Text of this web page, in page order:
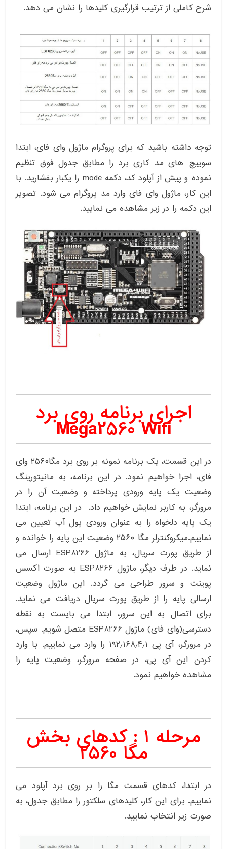
شرح کاملی از ترتیب قرارگیری کلیدها را نشان می دهد.
توجه داشته باشید که برای پروگرام ماژول وای فای، ابتدا
سوییچ های مد کاری برد را مطابق جدول فوق تنظیم
نموده و پیش از آپلود کد، دکمه mode را یکبار بفشارید. با
این کار، ماژول وای فای وارد مد پروگرام می شود. تصویر
این دکمه را در زیر مشاهده می نمایید.
اجرای برنامه روی برد
Mega2560 Wifi
در این قسمت، یک برنامه نمونه بر روی برد مگا۲۵۶۰ وای
فای، اجرا خواهیم نمود. در این برنامه، به مانیتورینگ
وضعیت یک پایه ورودی پرداخته و وضعیت آن را در
مرورگر، به کاربر نمایش خواهیم داد. در این برنامه، ابتدا
یک پایه دلخواه را به عنوان ورودی پول آپ تعیین می
نماییم.میکروکنترلر مگا ۲۵۶۰ وضعیت این پایه را خوانده و
از طریق پورت سریال، به ماژول ESP8266 ارسال می
نماید. در طرف دیگر، ماژول ESP8266 به صورت اکسس
پوینت و سرور طراحی می گردد. این ماژول وضعیت
ارسالی پایه را از طریق پورت سریال دریافت می نماید.
برای اتصال به این سرور، ابتدا می بایست به نقطه
دسترسی(وای فای) ماژول ESP8266 متصل شویم. سپس،
در مرورگر، آی پی ۱۹۲٫۱۶۸٫۴٫۱ را وارد می نماییم. با وارد
کردن این آی پی، در صفحه مرورگر، وضعیت پایه را
مشاهده خواهیم نمود.
مرحله ۱ : کدهای بخش
مگا ۲۵۶۰
در ابتدا، کدهای قسمت مگا را بر روی برد آپلود می
نماییم. برای این کار، کلیدهای سلکتور را مطابق جدول، به
صورت زیر انتخاب نمایید.